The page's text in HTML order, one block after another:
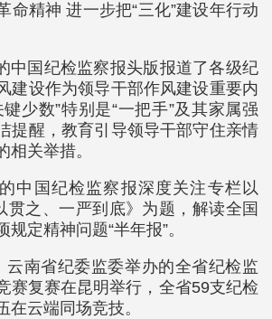
命精神 进一步把“三化”建设年行动
中国纪检监察报头版报道了各级纪
建设作为领导干部作风建设重要内
少数”特别是“一把手”及其家属强
提醒，教育引导领导干部守住亲情
相关举措。
中国纪检监察报深度关注专栏以
贯之、一严到底》为题，解读全国
定精神问题“半年报”。
云南省纪委监委举办的全省纪检监
赛复赛在昆明举行，全省59支纪检
在云端同场竞技。